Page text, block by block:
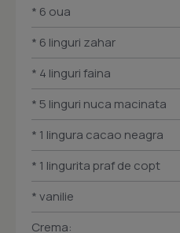
* 6 oua
* 6 linguri zahar
* 4 linguri faina
* 5 linguri nuca macinata
* 1 lingura cacao neagra
* 1 lingurita praf de copt
* vanilie
Crema: